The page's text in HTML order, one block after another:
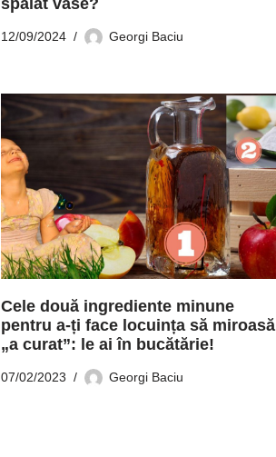
spălat vase?
12/09/2024 Georgi Baciu
Cele două ingrediente minune
pentru a-ți face locuința să miroasă
„a curat”: le ai în bucătărie!
07/02/2023 Georgi Baciu